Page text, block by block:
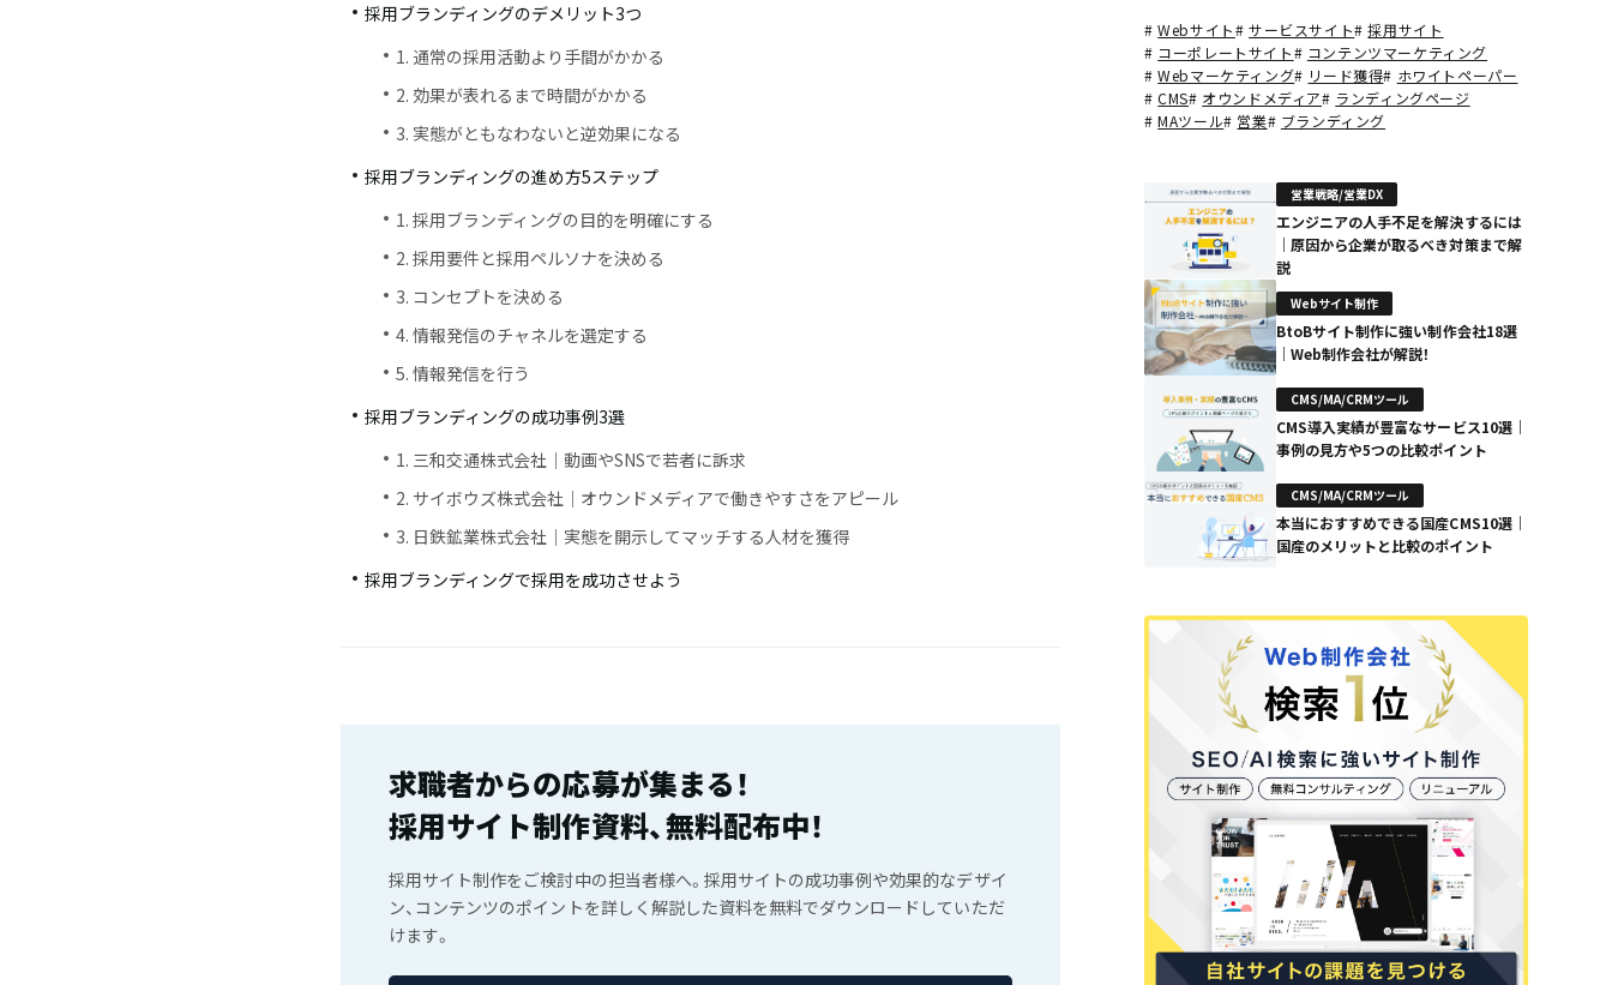
採用ブランディングのデメリット3つ
1. 通常の採用活動より手間がかかる
2. 効果が表れるまで時間がかかる
3. 実態がともなわないと逆効果になる
採用ブランディングの進め方5ステップ
1. 採用ブランディングの目的を明確にする
2. 採用要件と採用ペルソナを決める
3. コンセプトを決める
4. 情報発信のチャネルを選定する
5. 情報発信を行う
採用ブランディングの成功事例3選
1. 三和交通株式会社｜動画やSNSで若者に訴求
2. サイボウズ株式会社｜オウンドメディアで働きやすさをアピール
3. 日鉄鉱業株式会社｜実態を開示してマッチする人材を獲得
採用ブランディングで採用を成功させよう
求職者からの応募が集まる！
採用サイト制作資料、無料配布中！
採用サイト制作をご検討中の担当者様へ。採用サイトの成功事例や効果的なデザイ
ン、コンテンツのポイントを詳しく解説した資料を無料でダウンロードしていただ
けます。
#Webサイト#サービスサイト#採用サイト
# コーポレートサイト# コンテンツマーケティング
#Webマーケティング# リード獲得# ホワイトペーパー
#CMS# オウンドメディア# ランディングページ
#MAツール# 営業# ブランディング
営業戦略/営業DX
エンジニアの人手不足を解決するには
｜原因から企業が取るべき対策まで解
説
Webサイト制作
BtoBサイト制作に強い制作会社18選
｜Web制作会社が解説！
CMS/MA/CRMツール
CMS導入実績が豊富なサービス10選｜
事例の見方や5つの比較ポイント
CMS/MA/CRMツール
本当におすすめできる国産CMS10選｜
国産のメリットと比較のポイント